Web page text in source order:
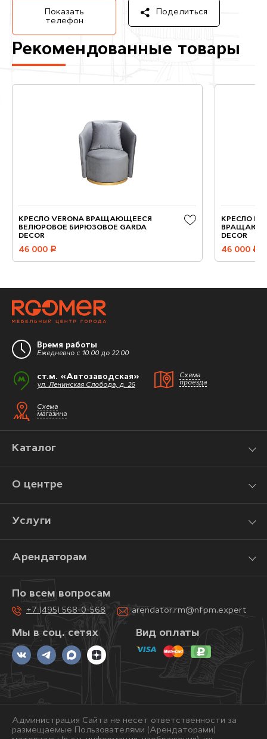
Показать
телефон
Поделиться
Рекомендованные товары
КРЕСЛО VERONA ВРАЩАЮЩЕЕСЯ
ВЕЛЮРОВОЕ БИРЮЗОВОЕ GARDA
DECOR
46 000 руб.
КРЕСЛО
DECOR
46 000 руб.
Время работы
Ежедневно с 10:00 до 22:00
ст.м. «Автозаводская»
ул. Ленинская Слобода, д. 26
Схема
проезда
Схема
магазина
Каталог
О центре
Услуги
Арендаторам
Мы в соц. сетях
По всем вопросам
+7 (495) 568-0-568 arendator.rm@nfpm.expert
Вид оплаты
Администрация Сайта не несет ответственности за
размещаемые Пользователями (Арендаторами)